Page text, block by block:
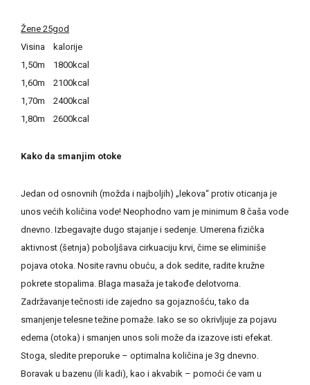
Žene 25god
Visina kalorije
1,50m 1800kcal
1,60m 2100kcal
1,70m 2400kcal
1,80m 2600kcal
Kako da smanjim otoke
Jedan od osnovnih (možda i najboljih) „lekova“ protiv oticanja je
unos većih količina vode! Neophodno vam je minimum 8 čaša vode
dnevno. Izbegavajte dugo stajanje i sedenje. Umerena fizička
aktivnost (šetnja) poboljšava cirkuaciju krvi, čime se eliminiše
pojava otoka. Nosite ravnu obuću, a dok sedite, radite kružne
pokrete stopalima. Blaga masaža je takođe delotvorna.
Zadržavanje tečnosti ide zajedno sa gojaznošću, tako da
smanjenje telesne težine pomaže. Iako se so okrivljuje za pojavu
edema (otoka) i smanjen unos soli može da izazove isti efekat.
Stoga, sledite preporuke – optimalna količina je 3g dnevno.
Boravak u bazenu (ili kadi), kao i akvabik – pomoći će vam u